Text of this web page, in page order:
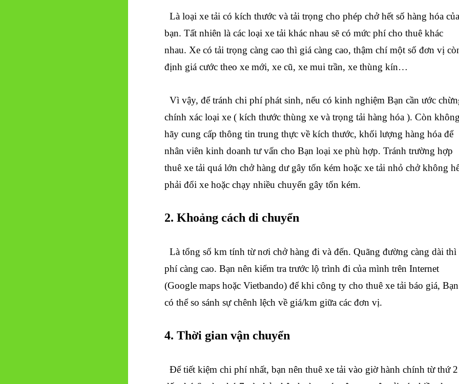
Là loại xe tải có kích thước và tải trọng cho phép chở hết số hàng hóa của
bạn. Tất nhiên là các loại xe tải khác nhau sẽ có mức phí cho thuê khác
nhau. Xe có tải trọng càng cao thì giá càng cao, thậm chí một số đơn vị
định giá cước theo xe mới, xe cũ, xe mui trần, xe thùng kín…
Vì vậy, để tránh chi phí phát sinh, nếu có kinh nghiệm Bạn cần ước
chính xác loại xe ( kích thước thùng xe và trọng tải hàng hóa ). Còn
hãy cung cấp thông tin trung thực về kích thước, khối lượng hàng hóa để
nhân viên kinh doanh tư vấn cho Bạn loại xe phù hợp. Tránh trường hợp
thuê xe tải quá lớn chở hàng dư gây tốn kém hoặc xe tải nhỏ chở không
phải đổi xe hoặc chạy nhiều chuyến gây tốn kém.
2. Khoảng cách di chuyển
Là tổng số km tính từ nơi chở hàng đi và đến. Quãng đường càng dài thì
phí càng cao. Bạn nên kiểm tra trước lộ trình đi của mình trên Internet
(Google maps hoặc Vietbando) để khi công ty cho thuê xe tải báo giá, Bạn
có thể so sánh sự chênh lệch về giá/km giữa các đơn vị.
4. Thời gian vận chuyển
Để tiết kiệm chi phí nhất, bạn nên thuê xe tải vào giờ hành chính từ thứ 2